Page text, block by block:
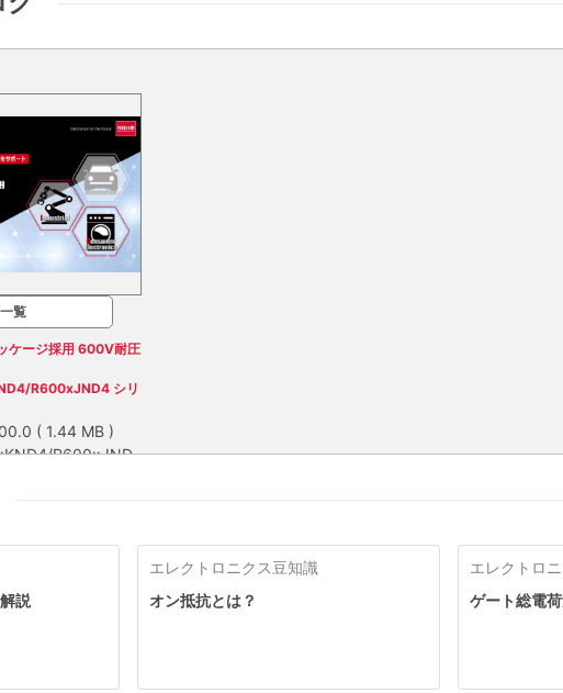
覧
ケージ採用 600V耐圧
R600xJND4 シリ
( 1.44 MB )
R600xJND
ョンの小型化に貢
252パッケージ基
既存の回路基板を
も可能です。
R600xJND4 シリ
の配線パターン（ラ
きるため、既存の回
ことも可能です。
説
エレクトロニクス豆知識
オン抵抗とは？
エレクトロ
ゲート総電